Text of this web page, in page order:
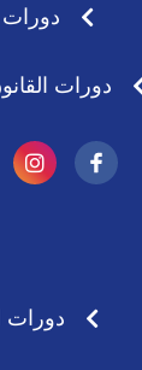
دورات
دورات
I
n
s
a
m
دورات